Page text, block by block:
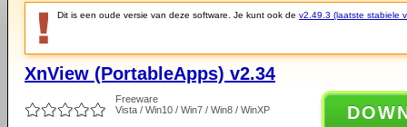
Dit is een oude versie van deze software. Je kunt ook de v2.49.3 (laatste stabiele
XnView (PortableApps) v2.34
Freeware
Vista / Win10 / Win7 / Win8 / WinXP